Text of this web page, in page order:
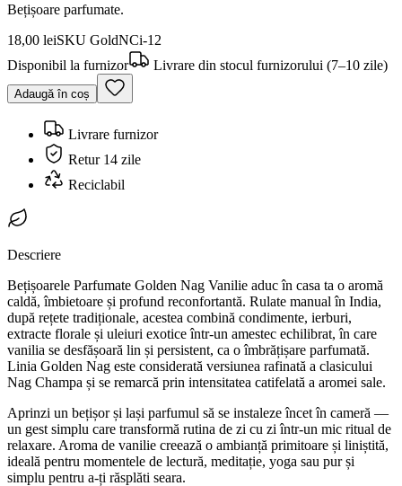
Bețișoare parfumate.
18,00 leiSKU GoldNCi-12
Disponibil la furnizor
Livrare din stocul furnizorului (7–10 zile)
Adaugă în coș
Livrare furnizor
Retur 14 zile
Reciclabil
Descriere
Bețișoarele Parfumate Golden Nag Vanilie aduc în casa ta o aromă
caldă, îmbietoare și profund reconfortantă. Rulate manual în India,
după rețete tradiționale, acestea combină condimente, ierburi,
extracte florale și uleiuri exotice într-un amestec echilibrat, în care
vanilia se desfășoară lin și persistent, ca o îmbrățișare parfumată.
Linia Golden Nag este considerată versiunea rafinată a clasicului
Nag Champa și se remarcă prin intensitatea catifelată a aromei sale.
Aprinzi un bețișor și lași parfumul să se instaleze încet în cameră —
un gest simplu care transformă rutina de zi cu zi într-un mic ritual de
relaxare. Aroma de vanilie creează o ambianță primitoare și liniștită,
ideală pentru momentele de lectură, meditație, yoga sau pur și
simplu pentru a-ți răsplăti seara.